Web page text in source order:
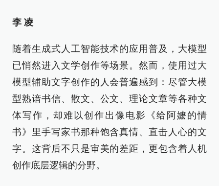
李 凌
随着生成式人工智能技术的应用普及，大模型
已悄然进入文学创作等场景。然而，使用过大
模型辅助文字创作的人会普遍感到：尽管大模
型熟谙书信、散文、公文、理论文章等各种文
体写作，却难以创作出像电影《给阿嬷的情
书》里手写家书那种饱含真情、直击人心的文
字。这背后不只是审美的差距，更包含着人机
创作底层逻辑的分野。